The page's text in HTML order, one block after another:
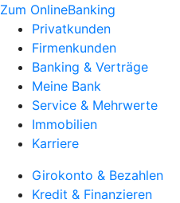
Zum OnlineBanking
Privatkunden
Firmenkunden
Banking & Verträge
Meine Bank
Service & Mehrwerte
Immobilien
Karriere
Girokonto & Bezahlen
Kredit & Finanzieren